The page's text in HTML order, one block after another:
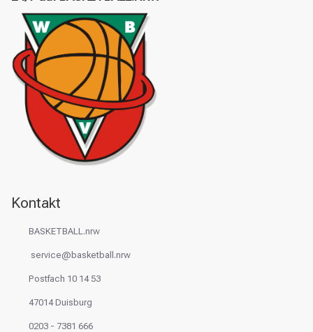
Kontakt
BASKETBALL.nrw
service@basketball.nrw
Postfach 10 14 53
47014 Duisburg
0203 - 7381 666